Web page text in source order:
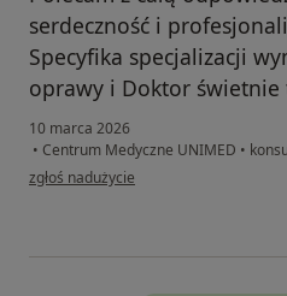
serdeczność i
Specyfika specjalizacji
oprawy i Doktor
10 marca 2026
• Centrum Medyczne UNIMED •
w opinii użytkownika JADWIGA
zgłoś nadużycie